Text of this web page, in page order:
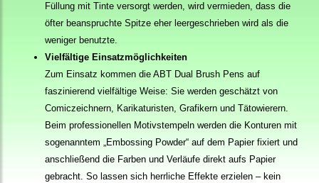
Füllung mit Tinte versorgt werden, wird vermieden, dass die
öfter beanspruchte Spitze eher leergeschrieben wird als die
weniger benutzte.
Vielfältige Einsatzmöglichkeiten
Zum Einsatz kommen die ABT Dual Brush Pens auf
faszinierend vielfältige Weise: Sie werden geschätzt von
Comiczeichnern, Karikaturisten, Grafikern und Tätowierern.
Beim professionellen Motivstempeln werden die Konturen mit
sogenanntem „Embossing Powder“ auf dem Papier fixiert und
anschließend die Farben und Verläufe direkt aufs Papier
gebracht. So lassen sich herrliche Effekte erzielen – kein